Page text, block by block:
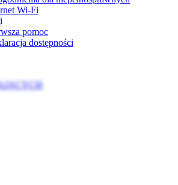
Wi-Fi
pomoc
dostępności